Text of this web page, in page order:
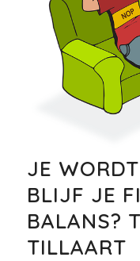
JE
BLIJF JE
BALANS?
TILLAART